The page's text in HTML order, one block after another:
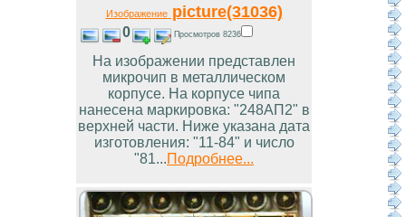
Изображениеpicture(31036)
0 Просмотров 8236
На изображении представлен
микрочип в металлическом
корпусе. На корпусе чипа
нанесена маркировка: "248АП2" в
верхней части. Ниже указана дата
изготовления: "11-84" и число
"81...Подробнее...